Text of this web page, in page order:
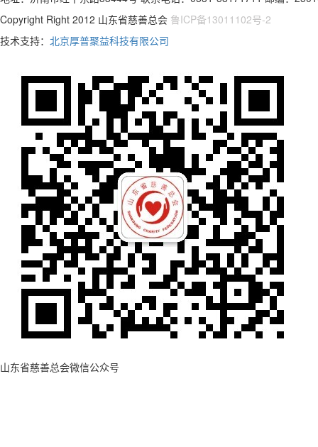
Copyright Right 2012 山东省慈善总会 鲁ICP备13011102号-2
技术支持： 北京厚普聚益科技有限公司
山东省慈善总会微信公众号